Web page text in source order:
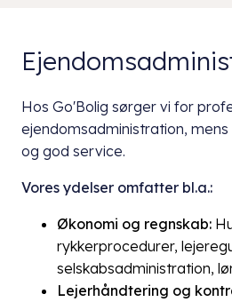
Hos Go'Bolig sørger vi for
ejendomsadministration,
og god service.
Vores ydelser omfatter bl.a.:
Økonomi og regnskab:
rykkerprocedurer,
selskabsadministration,
Lejerhåndtering og